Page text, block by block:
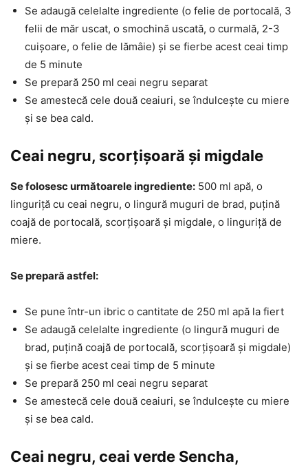
Se adaugă celelalte ingrediente (o felie de portocală, 3
felii de măr uscat, o smochină uscată, o curmală, 2-3
cuișoare, o felie de lămâie) și se fierbe acest ceai timp
de 5 minute
Se prepară 250 ml ceai negru separat
Se amestecă cele două ceaiuri, se îndulcește cu miere
și se bea cald.
Ceai negru, scorțișoară și migdale
Se folosesc următoarele ingrediente: 500 ml apă, o
linguriță cu ceai negru, o lingură muguri de brad, puțină
coajă de portocală, scorțișoară și migdale, o linguriță de
miere.
Se prepară astfel:
Se pune într-un ibric o cantitate de 250 ml apă la fiert
Se adaugă celelalte ingrediente (o lingură muguri de
brad, puțină coajă de portocală, scorțișoară și migdale)
și se fierbe acest ceai timp de 5 minute
Se prepară 250 ml ceai negru separat
Se amestecă cele două ceaiuri, se îndulcește cu miere
și se bea cald.
Ceai negru, ceai verde Sencha,